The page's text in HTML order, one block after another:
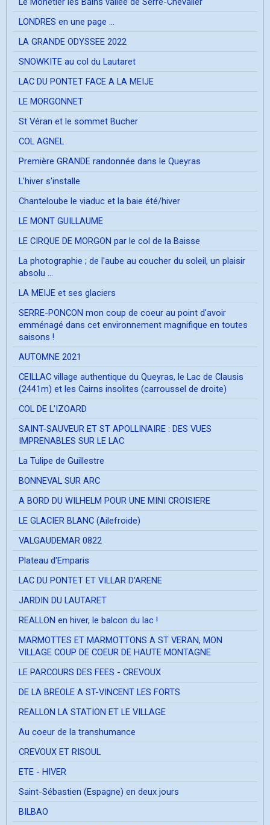
LONDRES en une page ...
LA GRANDE ODYSSEE 2022
SNOWKITE au col du Lautaret
LAC DU PONTET FACE A LA MEIJE
LE MORGONNET
St Véran et le sommet Bucher
COL AGNEL
Première GRANDE randonnée dans le Queyras
L'hiver s'installe
Chanteloube le viaduc et la baie été/hiver
LE MONT GUILLAUME
LE CIRQUE DE MORGON par le col de la Baisse
La photographie ; de l'aube au coucher du soleil, un plaisir
absolu ...
LA MEIJE et ses glaciers
SERRE-PONCON mon coup de coeur au point d'avoir
emménagé dans cet environnement magnifique en toutes
saisons !
AUTOMNE 2021
CEILLAC village authentique du Queyras, le Lac de Clausis
(2441m) et les Cairns insolites (carroussel de droite)
COL DE L'IZOARD
SAINT-SAUVEUR ET ST APOLLINAIRE : DES VUES
IMPRENABLES SUR LE LAC
La Tulipe de Guillestre
BONNEVAL SUR ARC
A BORD DU WILHELM POUR UNE MINI CROISIERE
LE GLACIER BLANC (Ailefroide)
VALGAUDEMAR 0822
Plateau d'Emparis
LAC DU PONTET ET VILLAR D'ARENE
JARDIN DU LAUTARET
REALLON en hiver, le balcon du lac !
MARMOTTES ET MARMOTTONS A ST VERAN, MON
VILLAGE COUP DE COEUR DE HAUTE MONTAGNE
LE PARCOURS DES FEES - CREVOUX
DE LA BREOLE A ST-VINCENT LES FORTS
REALLON LA STATION ET LE VILLAGE
Au coeur de la transhumance
CREVOUX ET RISOUL
ETE - HIVER
Saint-Sébastien (Espagne) en deux jours
BILBAO